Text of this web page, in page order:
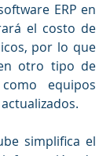
ERP en
el costo de
por lo que
otro tipo de
equipos
simplifica el